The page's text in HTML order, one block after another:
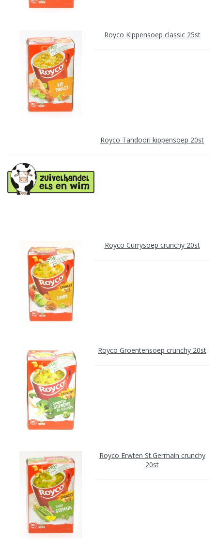
Royco Kippensoep classic 25st
Royco Tandoori kippensoep 20st
Royco Currysoep crunchy 20st
Royco Groentensoep crunchy 20st
Royco Erwten St.Germain crunchy
20st